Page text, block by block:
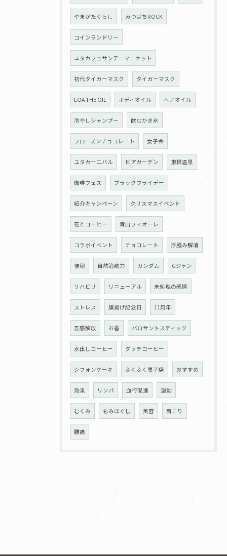
やまがたぐらし みつばちROCK
コインランドリー
ユタカフェサンデーマーケット
初代タイガーマスク タイガーマスク
LOA THE OIL ボディオイル ヘアオイル
冷やしシャンプー 飲むかき氷
フローズンチョコレート 女子会
ユタカーニバル ビアガーデン 東根温泉
珈琲フェス ブラックフライデー
紹介キャンペーン クリスマスイベント
花とコーヒー 青山フィオーレ
コラボイベント チョコレート 浮腫み解消
便秘 自然治癒力 ガンダム Gジャン
リハビリ リニューアル 未処理の感情
ストレス 旗揚げ記念日 11周年
五感解放 お香 パロサントスティック
水出しコーヒー ダッチコーヒー
シフォンケーキ ふくふく菓子店 おすすめ
効果 リンパ 血行促進 運動
むくみ もみほぐし 美容 肩こり
腰痛